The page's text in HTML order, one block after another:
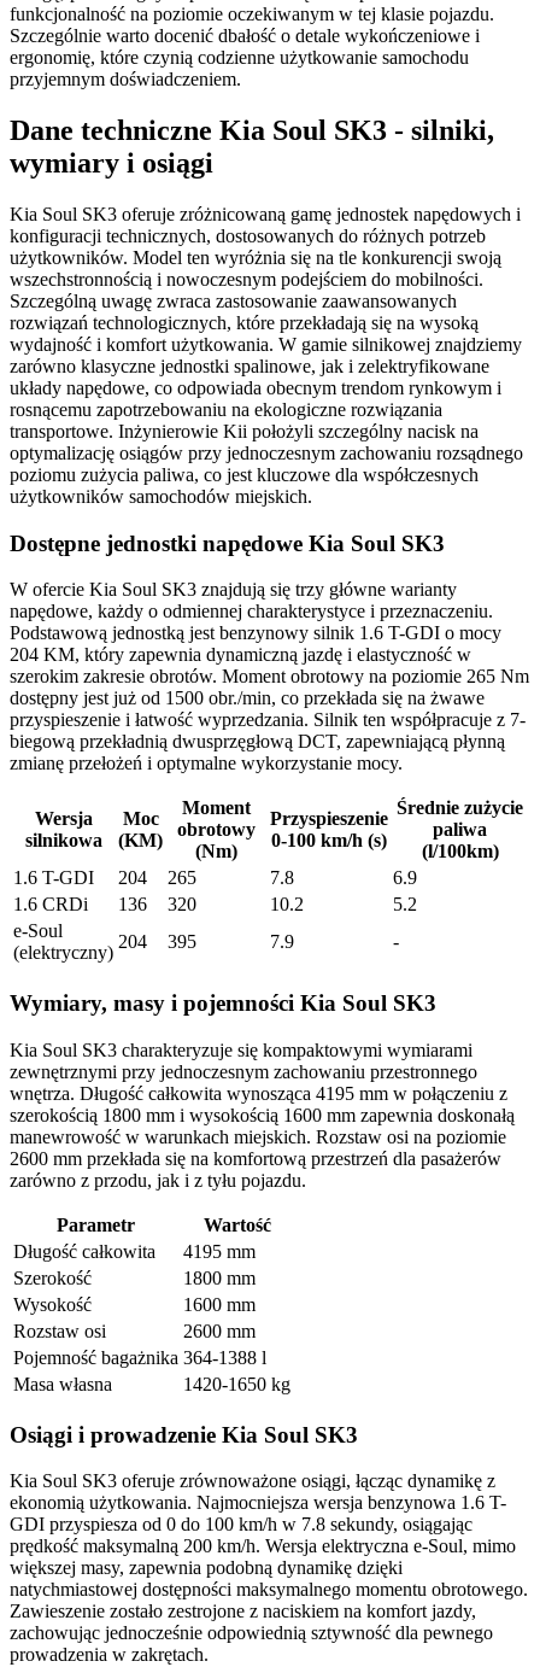
funkcjonalność na poziomie oczekiwanym w tej klasie pojazdu.
Szczególnie warto docenić dbałość o detale wykończeniowe i
ergonomię, które czynią codzienne użytkowanie samochodu
przyjemnym doświadczeniem.
Dane techniczne Kia Soul SK3 - silniki,
wymiary i osiągi
Kia Soul SK3 oferuje zróżnicowaną gamę jednostek napędowych i
konfiguracji technicznych, dostosowanych do różnych potrzeb
użytkowników. Model ten wyróżnia się na tle konkurencji swoją
wszechstronnością i nowoczesnym podejściem do mobilności.
Szczególną uwagę zwraca zastosowanie zaawansowanych
rozwiązań technologicznych, które przekładają się na wysoką
wydajność i komfort użytkowania. W gamie silnikowej znajdziemy
zarówno klasyczne jednostki spalinowe, jak i zelektryfikowane
układy napędowe, co odpowiada obecnym trendom rynkowym i
rosnącemu zapotrzebowaniu na ekologiczne rozwiązania
transportowe. Inżynierowie Kii położyli szczególny nacisk na
optymalizację osiągów przy jednoczesnym zachowaniu rozsądnego
poziomu zużycia paliwa, co jest kluczowe dla współczesnych
użytkowników samochodów miejskich.
Dostępne jednostki napędowe Kia Soul SK3
W ofercie Kia Soul SK3 znajdują się trzy główne warianty
napędowe, każdy o odmiennej charakterystyce i przeznaczeniu.
Podstawową jednostką jest benzynowy silnik 1.6 T-GDI o mocy
204 KM, który zapewnia dynamiczną jazdę i elastyczność w
szerokim zakresie obrotów. Moment obrotowy na poziomie 265 Nm
dostępny jest już od 1500 obr./min, co przekłada się na żwawe
przyspieszenie i łatwość wyprzedzania. Silnik ten współpracuje z 7-
biegową przekładnią dwusprzęgłową DCT, zapewniającą płynną
zmianę przełożeń i optymalne wykorzystanie mocy.
Wersja
silnikowa
Moc
(KM)
Moment
obrotowy
(Nm)
Przyspieszenie
0-100 km/h (s)
Średnie zużycie
paliwa
(l/100km)
1.6 T-GDI
204 265 7.8
6.9
1.6 CRDi
136 320 10.2
5.2
e-Soul
(elektryczny)
204 395 7.9 -
Wymiary, masy i pojemności Kia Soul SK3
Kia Soul SK3 charakteryzuje się kompaktowymi wymiarami
zewnętrznymi przy jednoczesnym zachowaniu przestronnego
wnętrza. Długość całkowita wynosząca 4195 mm w połączeniu z
szerokością 1800 mm i wysokością 1600 mm zapewnia doskonałą
manewrowość w warunkach miejskich. Rozstaw osi na poziomie
2600 mm przekłada się na komfortową przestrzeń dla pasażerów
zarówno z przodu, jak i z tyłu pojazdu.
Parametr
Wartość
Długość całkowita
4195 mm
Szerokość
1800 mm
Wysokość
1600 mm
Rozstaw osi
2600 mm
Pojemność bagażnika 364-1388 l
Masa własna
1420-1650 kg
Osiągi i prowadzenie Kia Soul SK3
Kia Soul SK3 oferuje zrównoważone osiągi, łącząc dynamikę z
ekonomią użytkowania. Najmocniejsza wersja benzynowa 1.6 T-
GDI przyspiesza od 0 do 100 km/h w 7.8 sekundy, osiągając
prędkość maksymalną 200 km/h. Wersja elektryczna e-Soul, mimo
większej masy, zapewnia podobną dynamikę dzięki
natychmiastowej dostępności maksymalnego momentu obrotowego.
Zawieszenie zostało zestrojone z naciskiem na komfort jazdy,
zachowując jednocześnie odpowiednią sztywność dla pewnego
prowadzenia w zakrętach.